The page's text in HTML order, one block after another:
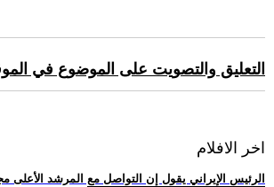
التعليق والتصويت على الموضوع في
اخر الافلام
.. الرئيس الإيراني يقول إن التواصل مع المرشد الأعلى